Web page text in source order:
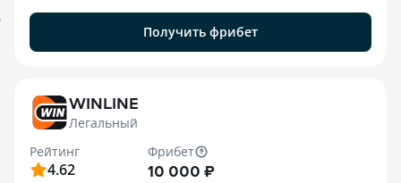
Получить фрибет
WINLINE
Легальный
Рейтинг
4.62
Фрибет
10 000 ₽